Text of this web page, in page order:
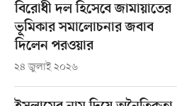
বিরোধী দল হিসেবে জামায়াতের
ভূমিকার সমালোচনার জবাব
দিলেন পরওয়ার
২৪ জুলাই ২০২৬